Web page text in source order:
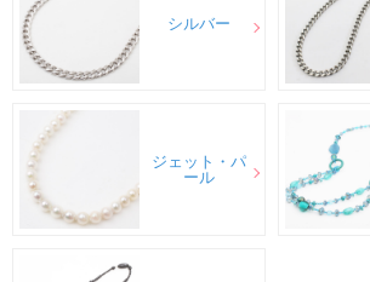
シルバー
ジェット・パ
ール